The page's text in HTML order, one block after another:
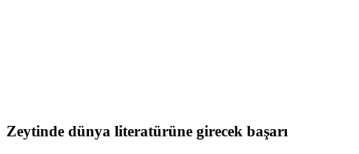
Zeytinde dünya literatürüne girecek başarı